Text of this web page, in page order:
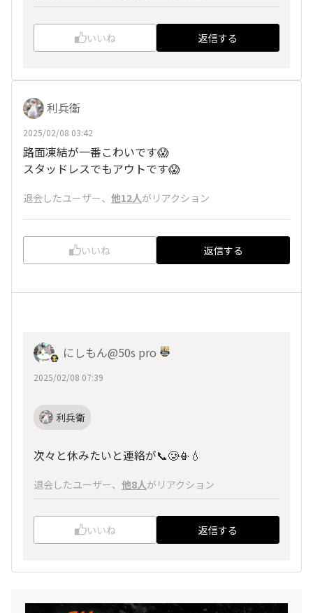
いいね 返信する
利兵衛
2025/02/08 03:42
路面凍結が一番こわいです😱
スタッドレスでもアウトです😱
退会したユーザー、 他12人がリアクション
いいね 返信する
にしもん@50s pro
2025/02/08 07:39
利兵衛
次々と休みたいと連絡が📞🥲📳💧
退会したユーザー、 他8人がリアクション
いいね 返信する